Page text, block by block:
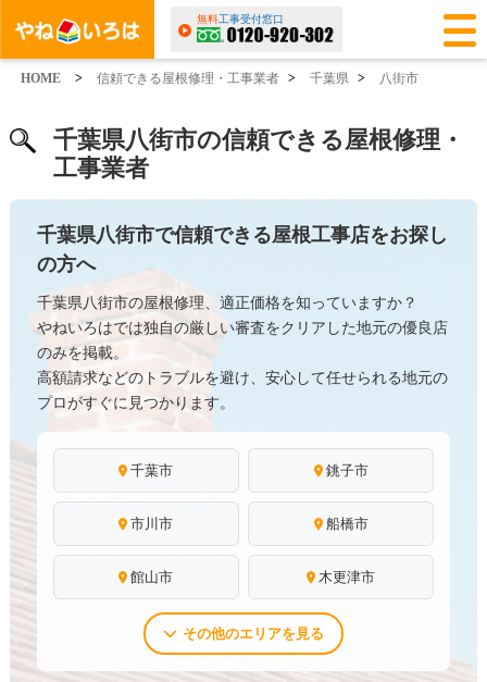
無料工事受付窓口
HOME > 信頼できる屋根修理・工事業者 > 千葉県 > 八街市
千葉県八街市の信頼できる屋根修理・
工事業者
千葉県八街市で信頼できる屋根工事店をお探し
の方へ
千葉県八街市の屋根修理、適正価格を知っていますか？
やねいろはでは独自の厳しい審査をクリアした地元の優良店
のみを掲載。
高額請求などのトラブルを避け、安心して任せられる地元の
プロがすぐに見つかります。
千葉市 銚子市
市川市 船橋市
館山市 木更津市
その他のエリアを見る